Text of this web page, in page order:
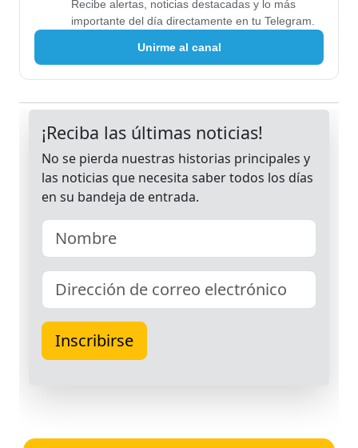
Recibe alertas, noticias destacadas y lo más
importante del día directamente en tu Telegram.
Unirme al canal